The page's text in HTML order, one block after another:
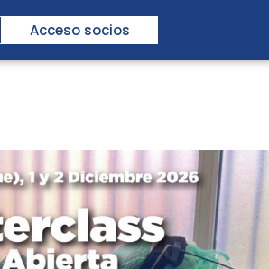
Acceso socios